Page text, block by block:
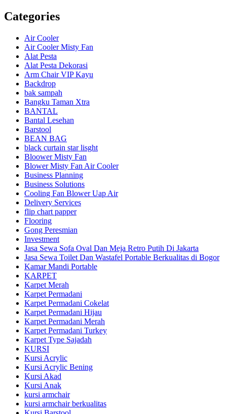
Categories
Air Cooler
Air Cooler Misty Fan
Alat Pesta
Alat Pesta Dekorasi
Arm Chair VIP Kayu
Backdrop
bak sampah
Bangku Taman Xtra
BANTAL
Bantal Lesehan
Barstool
BEAN BAG
black curtain star lisght
Bloower Misty Fan
Blower Misty Fan Air Cooler
Business Planning
Business Solutions
Cooling Fan Blower Uap Air
Delivery Services
flip chart papper
Flooring
Gong Peresmian
Investment
Jasa Sewa Sofa Oval Dan Meja Retro Putih Di Jakarta
Jasa Sewa Toilet Dan Wastafel Portable Berkualitas di Bogor
Kamar Mandi Portable
KARPET
Karpet Merah
Karpet Permadani
Karpet Permadani Cokelat
Karpet Permadani Hijau
Karpet Permadani Merah
Karpet Permadani Turkey
Karpet Type Sajadah
KURSI
Kursi Acrylic
Kursi Acrylic Bening
Kursi Akad
Kursi Anak
kursi armchair
kursi armchair berkualitas